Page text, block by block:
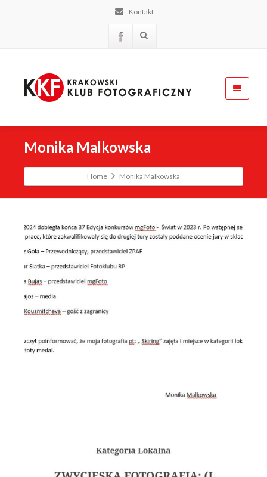
Kontakt
Monika Malkowska
Home Monika Malkowska